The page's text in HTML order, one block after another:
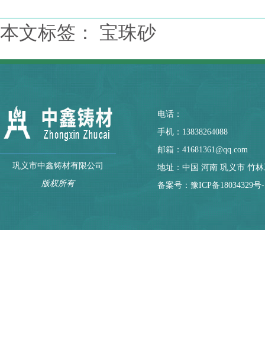
本文标签： 宝珠砂
巩义市中鑫铸材有限公司
版权所有
电话：
手机：13838264088
邮箱：41681361@qq.com
地址：中国 河南 巩义市 竹
备案号： 豫ICP备18034329号